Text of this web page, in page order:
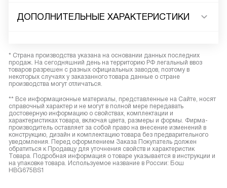
ДОПОЛНИТЕЛЬНЫЕ ХАРАКТЕРИСТИКИ
* Страна производства указана на основании данных последних
продаж. На сегодняшний день на территорию РФ легальный ввоз
товаров разрешен с разных официальных заводов, поэтому в
некоторых случаях у заказанного товара данные о стране
производства могут отличаться.
** Все информационные материалы, представленные на Сайте, носят
справочный характер и не могут в полной мере передавать
достоверную информацию о свойствах, комплектации и
характеристиках товара, включая цвета, размеры и формы. Фирма-
производитель оставляет за собой право на внесение изменений в
конструкцию, дизайн и комплектацию товара без предварительного
уведомления. Перед оформлением Заказа Покупатель должен
обратиться к Продавцу для уточнения свойств и характеристик
Товара. Подробная информация о товаре указывается в инструкции и
на упаковке товара. Используемое название в России: Бош
HBG675BS1